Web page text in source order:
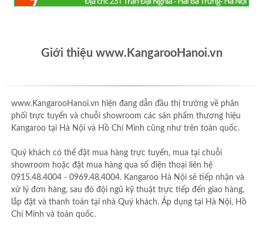
Giới thiệu www.KangarooHanoi.vn
www.KangarooHanoi.vn hiện đang dẫn đầu thị trường về phân
phối trực tuyến và chuỗi showroom các sản phẩm thương hiệu
Kangaroo tại Hà Nội và Hồ Chí Minh cũng như trên toàn quốc.
Quý khách có thể đặt mua hàng trực tuyến, mua tại chuỗi
showroom hoặc đặt mua hàng qua số điện thoại liên hệ
0915.48.4004 - 0969.48.4004. Kangaroo Hà Nội sẽ tiếp nhận và
xử lý đơn hàng, sau đó đội ngũ kỹ thuật trực tiếp đến giao hàng,
lắp đặt và thanh toán tại nhà Quý khách. Áp dụng tại Hà Nội, Hồ
Chí Minh và toàn quốc.